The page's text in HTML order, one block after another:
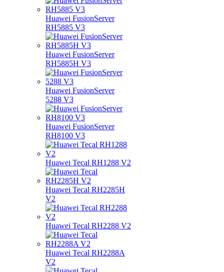
Huawei FusionServer
RH5885 V3
Huawei FusionServer
RH5885H V3
Huawei FusionServer
5288 V3
Huawei FusionServer
RH8100 V3
Huawei Tecal RH1288 V2
Huawei Tecal RH2285H
V2
Huawei Tecal RH2288 V2
Huawei Tecal RH2288A
V2